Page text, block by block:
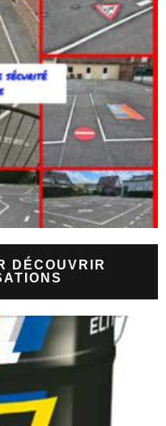
DÉCOUVRIR